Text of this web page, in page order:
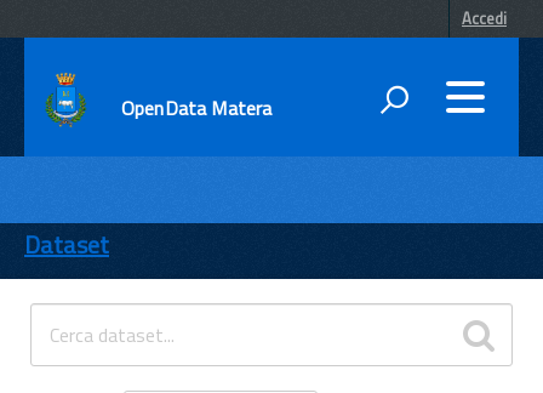
Accedi
OpenData Matera
ENTI
TEMI
INFORMAZIONI
Dataset